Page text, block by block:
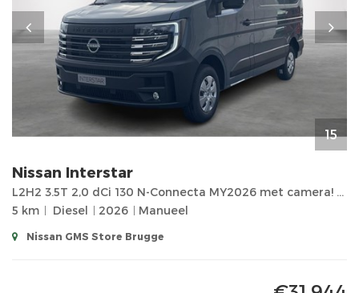
15
Nissan Interstar
L2H2 3.5T 2,0 dCi 130 N-Connecta MY2026 met camera! 5 jaar garantie
5 km
Diesel 2026 Manueel
Nissan GMS Store Brugge